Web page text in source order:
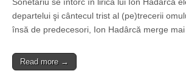
Sonetariu se întorc în lirica lui Ion Hadârcă
departelui şi cântecul trist al (pe)trecerii
însă de predecesori, Ion Hadârcă merge
Read more →